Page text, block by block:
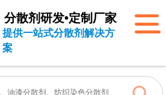
分散剂研发•定制厂家
提供一站式分散剂解决方
案